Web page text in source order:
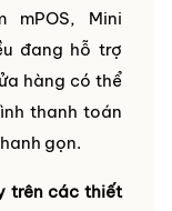
mPOS, Mini
đang hỗ trợ
hàng có thể
thanh toán
gọn.
trên các thiết